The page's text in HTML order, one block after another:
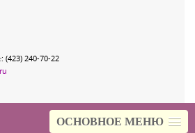
ОСНОВНОЕ МЕНЮ
(423) 240-70-22